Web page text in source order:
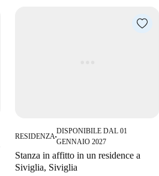
RESIDENZA■
DISPONIBILE DAL 01
GENNAIO 2027
Stanza in affitto in un residence a
Siviglia, Siviglia